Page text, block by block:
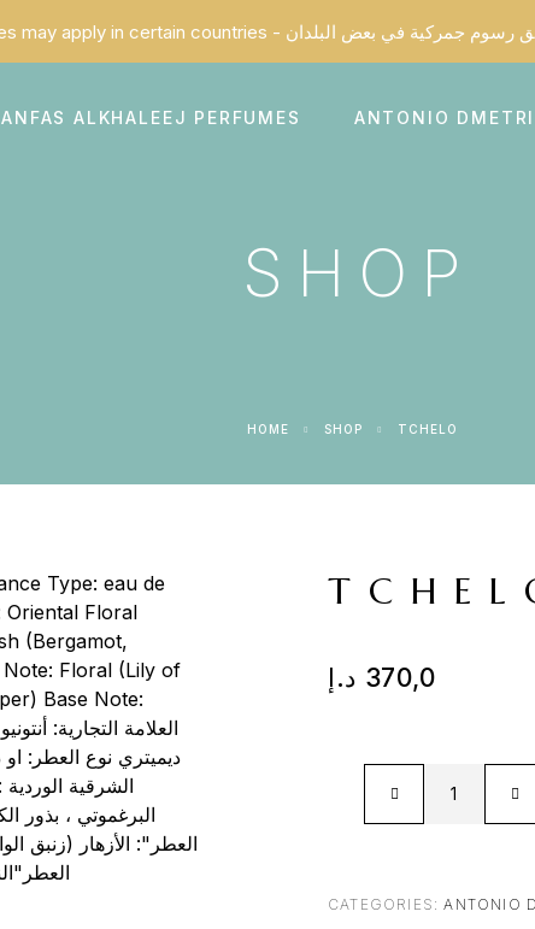
ANFAS ALKHALEEJ PERFUMES ANTONIO DMETRI
SHOP
HOME SHOP TCHELO
370,0 د.إ
CATEGORIES:ANTONIO